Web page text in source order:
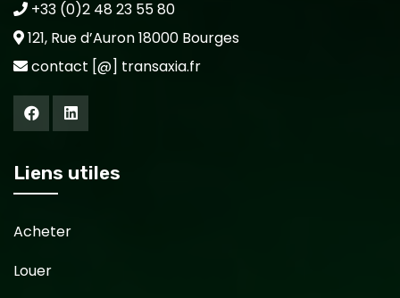
+33 (0)2 48 23 55 80
121, Rue d’Auron 18000 Bourges
contact [@] transaxia.fr
Liens utiles
Acheter
Louer